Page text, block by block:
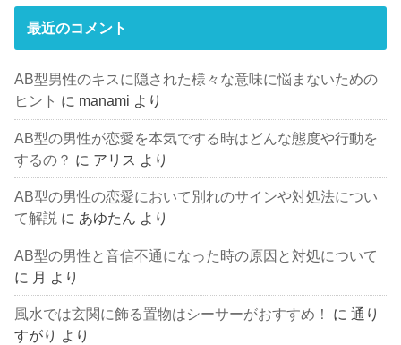
最近のコメント
AB型男性のキスに隠された様々な意味に悩まないための
ヒント に manami より
AB型の男性が恋愛を本気でする時はどんな態度や行動を
するの？ に アリス より
AB型の男性の恋愛において別れのサインや対処法につい
て解説 に あゆたん より
AB型の男性と音信不通になった時の原因と対処について
に 月 より
風水では玄関に飾る置物はシーサーがおすすめ！ に通り
すがり より